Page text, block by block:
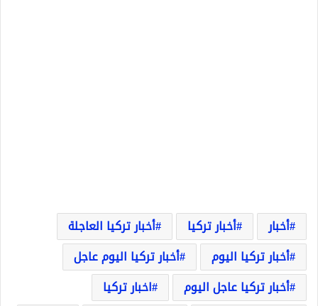
أخبار أخبار تركيا
أخبار تركيا العاجلة
أخبار تركيا اليوم
أخبار تركيا اليوم عاجل
أخبار تركيا عاجل اليوم
اخبار تركيا